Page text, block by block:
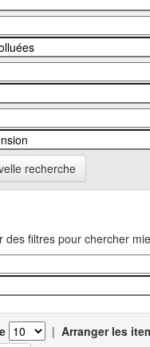
recherche
des filtres pour chercher
| Arranger les